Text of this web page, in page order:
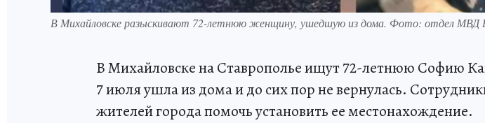
В Михайловске разыскивают 72-летнюю женщину, ушедшую из дома. Фото: отдел МВД
В Михайловске на Ставрополье ищут 72-летнюю Софию
7 июля ушла из дома и до сих пор не вернулась.
жителей города помочь установить ее местонахождение.